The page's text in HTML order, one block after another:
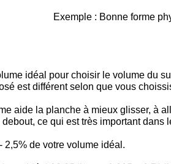
Exemple : Bonne forme
idéal pour choisir le volume du
est différent selon que vous
aide la planche à mieux glisser, à
debout, ce qui est très important dans
2,5% de votre volume idéal.